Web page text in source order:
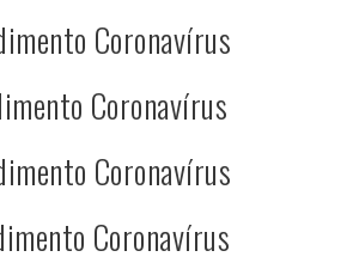
Coronavírus
Coronavírus
Coronavírus
Coronavírus